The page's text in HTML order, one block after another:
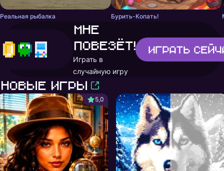
Реальная рыбалка Бурить-Копать!
Мне
повезёт!
Играть в
случайную игру
Играть
Новые игры
5,0